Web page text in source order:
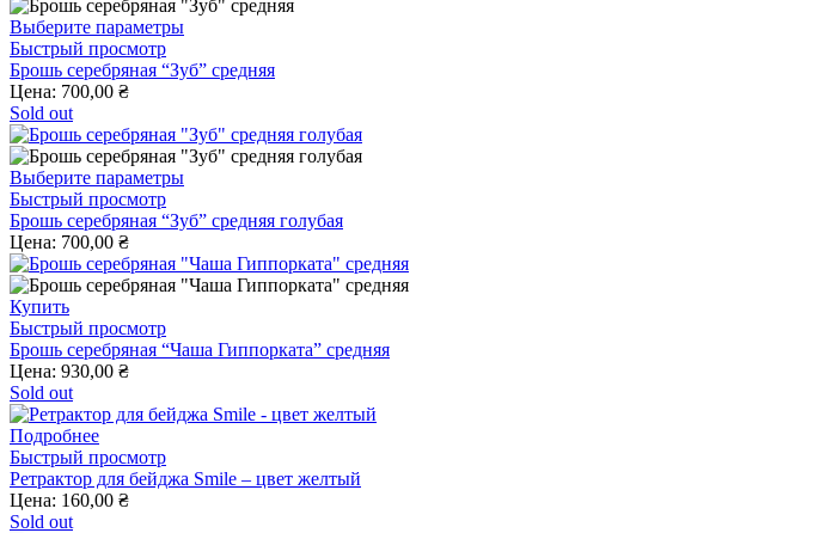
выбрать
на
странице
товара.
Выберите параметрыЭтот
имеет
Опции
можно
выбрать
странице
Быстрый просмотр
Брошь серебряная “Зуб” средняя
Цена: 700,00 ₴
Sold out
Выберите параметрыЭтот
имеет
вариаций.
Опции
на
Быстрый просмотр
Брошь серебряная “Зуб” средняя голубая
Цена: 700,00 ₴
КупитьЭтот
товар
имеет
несколько
вариаций.
Опции
можно
выбрать
на
странице
товара.
Быстрый просмотр
Брошь серебряная “Чаша Гиппорката” средняя
Цена: 930,00 ₴
Sold out
Подробнее
Быстрый просмотр
Ретрактор для бейджа Smile – цвет желтый
Цена: 160,00 ₴
Sold out